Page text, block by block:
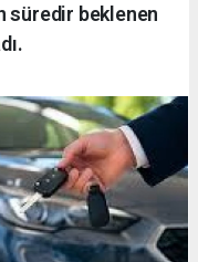
süredir beklenen